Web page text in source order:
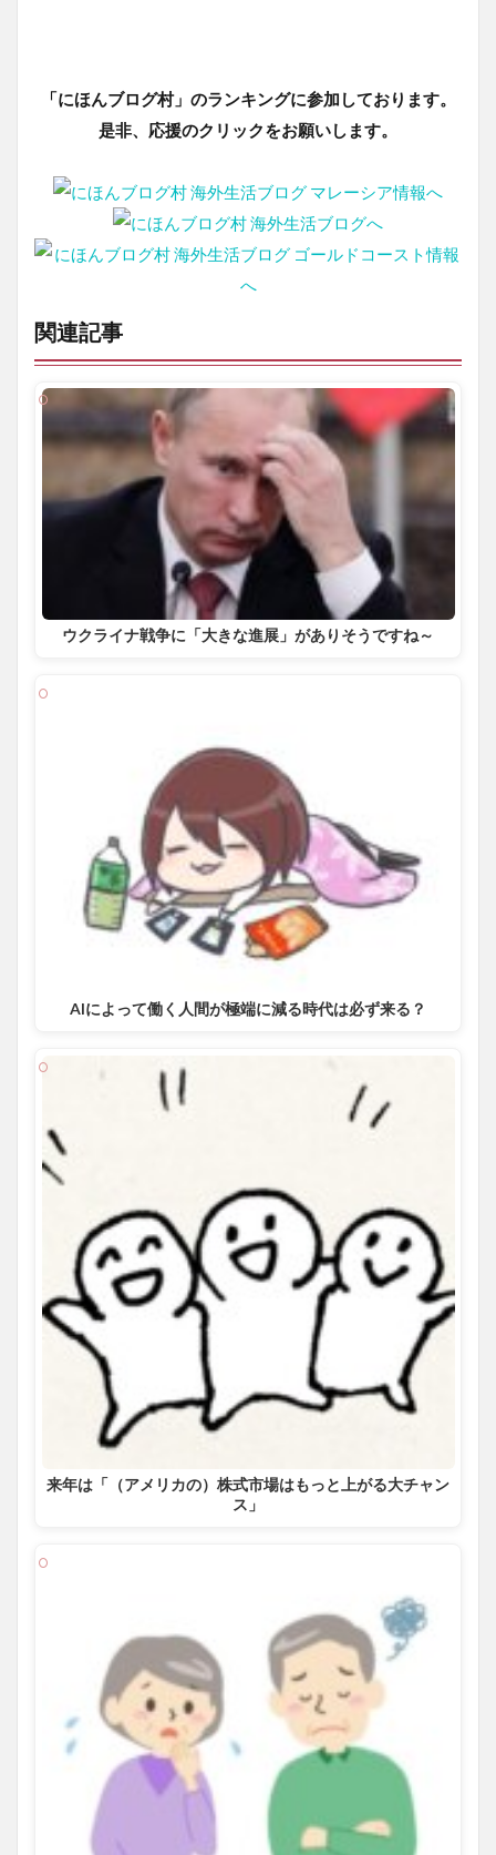
「にほんブログ村」のランキングに参加しております。
是非、応援のクリックをお願いします。
関連記事
ウクライナ戦争に「大きな進展」がありそうですね～
AIによって働く人間が極端に減る時代は必ず来る？
来年は「（アメリカの）株式市場はもっと上がる大チャン
ス」